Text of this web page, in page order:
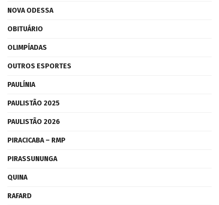
NOVA ODESSA
OBITUÁRIO
OLIMPÍADAS
OUTROS ESPORTES
PAULÍNIA
PAULISTÃO 2025
PAULISTÃO 2026
PIRACICABA – RMP
PIRASSUNUNGA
QUINA
RAFARD